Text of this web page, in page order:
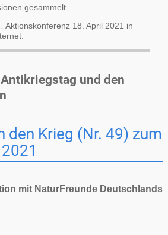
gesammelt.
18. April 2021 in
und den
den Krieg (Nr. 49) zum
mit NaturFreunde Deutschlands